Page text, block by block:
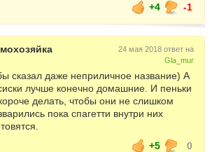
+4
-1
24 мая 2018 ответ на
Gla_mur
сказал даже неприличное название) А
лучше конечно домашние. И пеньки
делать, чтобы они не слишком
пока спагетти внутри них
+5
0